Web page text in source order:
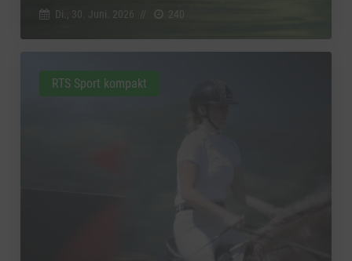
Di., 30. Juni. 2026 // 240
RTS Sport kompakt